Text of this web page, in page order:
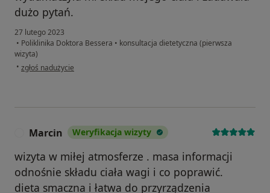
dużo pytań.
27 lutego 2023
• Poliklinika Doktora Bessera • konsultacja dietetyczna (pierwsza
wizyta)
• w opinii użytkownika Julia
zgłoś nadużycie
Marcin Weryfikacja wizyty
wizyta w miłej atmosferze . masa informacji
odnośnie składu ciała wagi i co poprawić.
dieta smaczna i łatwa do przyrządzenia